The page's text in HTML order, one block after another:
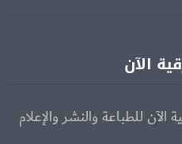
الآن
للطباعة والنشر والإعلام